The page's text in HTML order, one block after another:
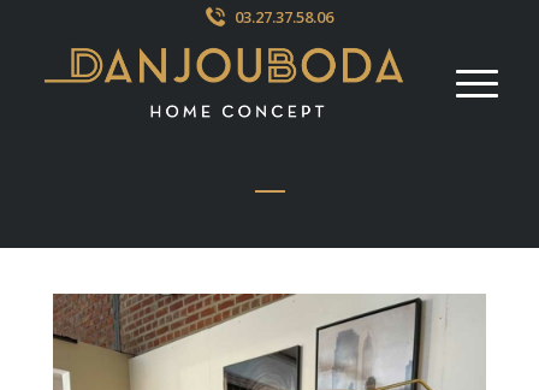
03.27.37.58.06